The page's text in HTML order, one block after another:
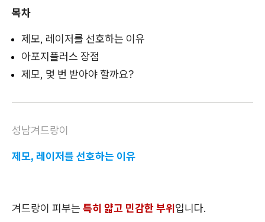
목차
제모, 레이저를 선호하는 이유
아포지플러스 장점
제모, 몇 번 받아야 할까요?
성남겨드랑이
제모, 레이저를 선호하는 이유
겨드랑이 피부는 특히 얇고 민감한 부위입니다.